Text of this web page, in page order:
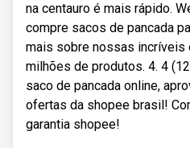
na centauro é mais rápido.
compre sacos de pancada
mais sobre nossas
milhões de produtos. 4. 4
saco de pancada online,
ofertas da shopee brasil!
garantia shopee!